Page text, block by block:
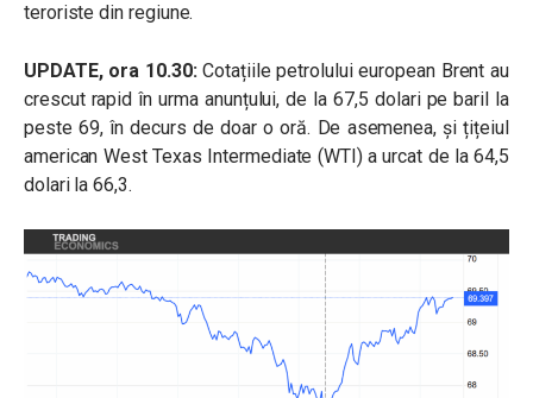
teroriste din regiune.
UPDATE, ora 10.30:Cotațiile petrolului european Brent au
crescut rapid în urma anunțului, de la 67,5 dolari pe baril la
peste 69, în decurs de doar o oră. De asemenea, și țițeiul
american West Texas Intermediate (WTI) a urcat de la 64,5
dolari la 66,3.